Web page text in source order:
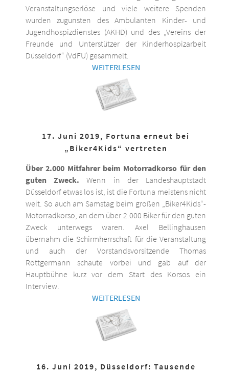
Veranstaltungserlöse und viele weitere Spenden
wurden zugunsten des Ambulanten Kinder- und
Jugendhospizdienstes (AKHD) und des „Vereins der
Freunde und Unterstützer der Kinderhospizarbeit
Düsseldorf“ (VdFU) gesammelt.
WEITERLESEN
17. Juni 2019, Fortuna erneut bei
„Biker4Kids“ vertreten
Über 2.000 Mitfahrer beim Motorradkorso für den
guten Zweck. Wenn in der Landeshauptstadt
Düsseldorf etwas los ist, ist die Fortuna meistens nicht
weit. So auch am Samstag beim großen „Biker4Kids“-
Motorradkorso, an dem über 2.000 Biker für den guten
Zweck unterwegs waren. Axel Bellinghausen
übernahm die Schirmherrschaft für die Veranstaltung
und auch der Vorstandsvorsitzende Thomas
Röttgermann schaute vorbei und gab auf der
Hauptbühne kurz vor dem Start des Korsos ein
Interview.
WEITERLESEN
16. Juni 2019, Düsseldorf: Tausende